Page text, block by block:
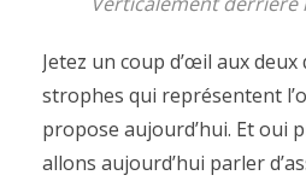
Jetez un coup d’œil aux
strophes qui représentent
propose aujourd’hui. Et oui
allons aujourd’hui parler